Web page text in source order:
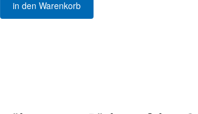
in den Warenkorb